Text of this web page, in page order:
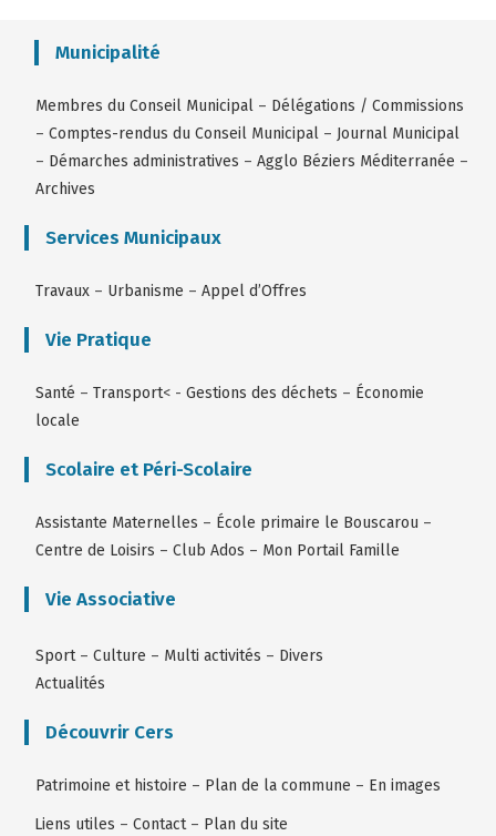
Municipalité
Membres du Conseil Municipal – Délégations / Commissions
–Comptes-rendus du Conseil Municipal – Journal Municipal
– Démarches administratives –Agglo Béziers Méditerranée –
Archives
Services Municipaux
Travaux – Urbanisme –Appel d’Offres
Vie Pratique
Santé –Transport< -Gestions des déchets – Économie
locale
Scolaire et Péri-Scolaire
Assistante Maternelles – École primaire le Bouscarou –
Centre de Loisirs –Club Ados – Mon Portail Famille
Vie Associative
Sport –Culture – Multi activités – Divers
Actualités
Découvrir Cers
Patrimoine et histoire – Plan de la commune – En images
Liens utiles –Contact– Plan du site